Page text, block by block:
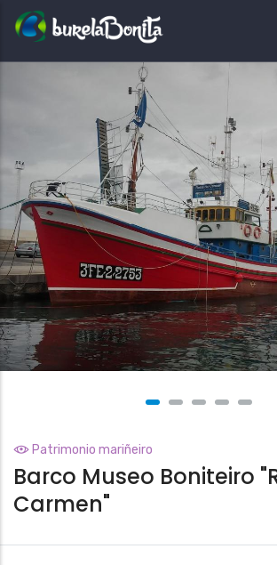
Patrimonio mariñeiro
Barco Museo Boniteiro
Carmen"